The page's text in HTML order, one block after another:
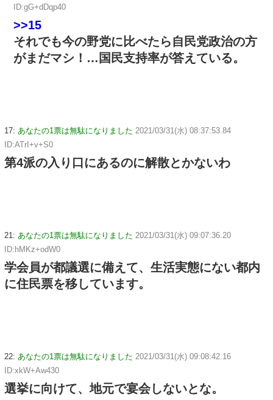
ID:gG+dDqp40
>>15
それでも今の野党に比べたら自民党政治の方
がまだマシ！…国民支持率が答えている。
17: あなたの1票は無駄になりました 2021/03/31(水) 08:37:53.84
ID:ATrI+v+S0
第4派の入り口にあるのに解散とかないわ
21: あなたの1票は無駄になりました 2021/03/31(水) 09:07:36.20
ID:hMKz+odW0
学会員が都議選に備えて、生活実態にない都内
に住民票を移しています。
22: あなたの1票は無駄になりました 2021/03/31(水) 09:08:42.16
ID:xkW+Aw430
選挙に向けて、地元で宴会しないとな。